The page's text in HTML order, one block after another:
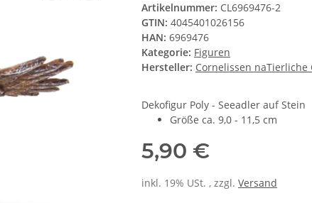
Artikelnummer: CL6969476-2
GTIN: 4045401026156
HAN: 6969476
Kategorie: Figuren
Hersteller: Cornelissen naTierliche
Dekofigur Poly - Seeadler auf Stein
Größe ca. 9,0 - 11,5 cm
5,90 €
inkl. 19% USt. , zzgl. Versand